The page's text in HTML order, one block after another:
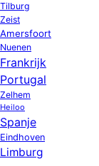
Tilburg
Zeist
Amersfoort
Nuenen
Frankrijk
Portugal
Zelhem
Heiloo
Spanje
Eindhoven
Limburg